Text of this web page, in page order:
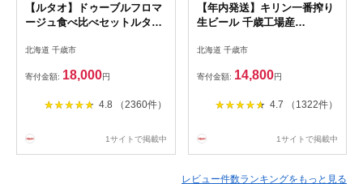
【ルタオ】ドゥーブルフロマ
ージュ食べ比べセットルタオ
マージュ スフレ TV メディア
さと納税【北海道千歳市】ホ
レゼント お取り寄せスイーツ
北海道 千歳市
寄付金額: 18,000円
4.8 （2360件）
1サイトで掲載中
【年内発送】キリン一番搾り
生ビール 千歳工場産
北海道 千歳市
寄付金額: 14,800円
4.7 （1322件）
1サイトで掲載中
レビュー件数ランキングをもっと見る